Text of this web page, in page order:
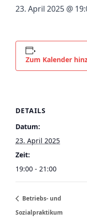
23. April 2025 @
Zum Kalender
DETAILS
Datum:
23. April 2025
Zeit:
19:00 - 21:00
Betriebs- und
Sozialpraktikum